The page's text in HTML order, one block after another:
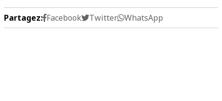
Partagez: Facebook Twitter WhatsApp